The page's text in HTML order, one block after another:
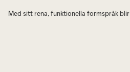
Med sitt rena, funktionella formspråk